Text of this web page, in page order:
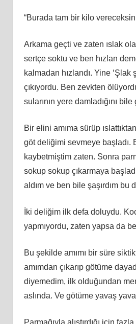
“Burada tam bir kilo
Arkama geçti ve zaten ıslak
sertçe soktu ve ben hızlan
kalmadan hızlandı. Yine ‘Şlak
çıkıyordu. Ben zevkten
sularının yere damladığını
Bir elini amıma sürüp
göt deliğimi sevmeye başladı.
kaybetmiştim zaten. Sonra
sokup sokup çıkarmaya
aldım ve ben bile şaşırdım bu
İki deliğim ilk defa doluydu.
yapmıyordu, zaten yapsa da
Bu şekilde amımı bir süre
amımdan çıkarıp götüme
diyemedim, ilk olduğundan
aslında. Ve götüme yavaş
Parmağıyla alıştırdığı için